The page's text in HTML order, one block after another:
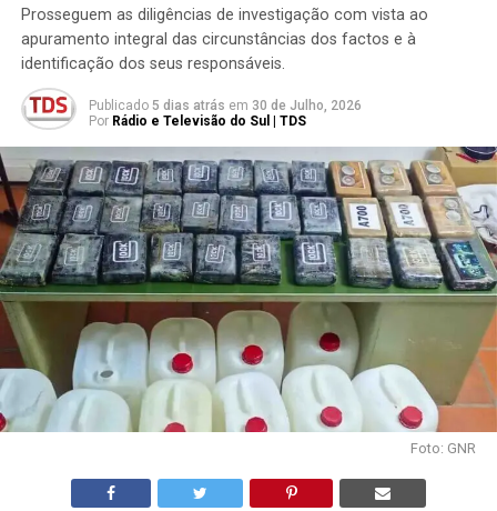
Prosseguem as diligências de investigação com vista ao
apuramento integral das circunstâncias dos factos e à
identificação dos seus responsáveis.
Publicado 5 dias atrás em 30 de Julho, 2026
Por Rádio e Televisão do Sul | TDS
Foto: GNR